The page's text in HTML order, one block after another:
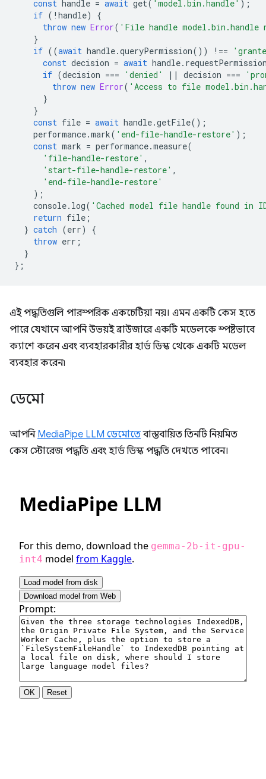
const handle = await get( 'model.bin.handle' );
if ( ! handle)
{
throw new Error( 'File handle
}
if ((await handle.queryPermission()) !==
const decision = await handle.
if (decision === 'denied' || decision ===
throw new Error( 'Access to file
}
}
const file = await handle.getFile();
performance.mark( 'end-file-handle-restore' );
const mark = performance.measure(
'file-handle-restore' ,
'start-file-handle-restore' ,
'end-file-handle-restore'
);
console. log( 'Cached model file handle found in
return file ;
} catch (err)
{
throw err ;
}
};
এই পদ্ধতিগুলি পারস্পরিক একচেটিয়া নয়। এমন একটি কেস হতে
পারে যেখানে আপনি উভয়ই ব্রাউজারে একটি মডেলকে স্পষ্টভাবে
ক্যাশে করেন এবং ব্যবহারকারীর হার্ড ডিস্ক থেকে একটি মডেল
ব্যবহার করেন৷
ডেমো
আপনি MediaPipe LLM ডেমোতেবাস্তবায়িত তিনটি নিয়মিত
কেস স্টোরেজ পদ্ধতি এবং হার্ড ডিস্ক পদ্ধতি দেখতে পাবেন।